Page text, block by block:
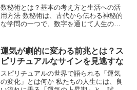
数秘術とは？基本の考え方と生活への活
用方法 数秘術は、古代から伝わる神秘的
な学問の一つで、数字を通じて人生の意
から、その人の性格や才能、未来の傾向
まで知ることができると...
運気が劇的に変わる前兆とは？ス
ピリチュアルなサインを見逃すな
スピリチュアルの世界で語られる「運気
の変化」とは何か 私たちの人生には、良